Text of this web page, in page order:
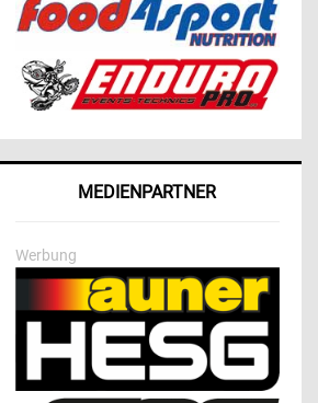
MEDIENPARTNER
Werbung